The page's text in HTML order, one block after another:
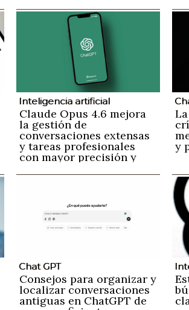
Inteligencia artificial
Claude Opus 4.6 mejora
la gestión de
conversaciones extensas
y tareas profesionales
con mayor precisión y
y
Chat GPT
Consejos para organizar y
localizar conversaciones
antiguas en ChatGPT de